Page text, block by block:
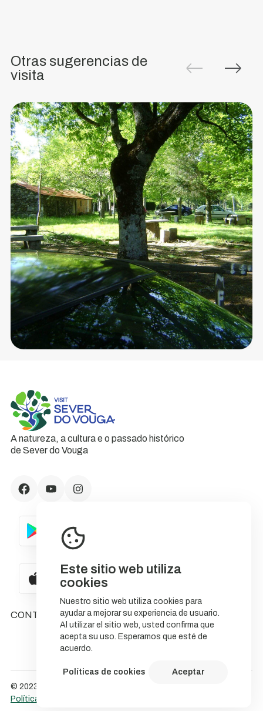
Este sitio web utiliza
cookies
Nuestro sitio web utiliza cookies para
ayudar a mejorar su experiencia de usuario.
Al utilizar el sitio web, usted confirma que
acepta su uso. Esperamos que esté de
acuerdo.
Políticas de cookies Aceptar
Otras sugerencias de
visita
paisaje
único.
A natureza, a cultura e o passado histórico
de Sever do Vouga
CONTACTOS
© 2023 NatureStorytelling.
Política de Cookies